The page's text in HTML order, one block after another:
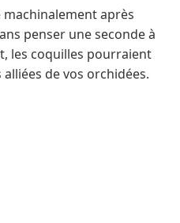
machinalement après
penser une seconde à
les coquilles pourraient
de vos orchidées.